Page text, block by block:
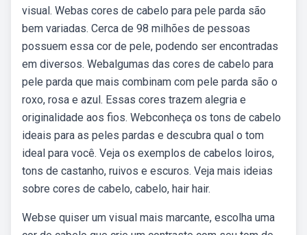
visual. Webas cores de cabelo para pele parda são
bem variadas. Cerca de 98 milhões de pessoas
possuem essa cor de pele, podendo ser encontradas
em diversos. Webalgumas das cores de cabelo para
pele parda que mais combinam com pele parda são o
roxo, rosa e azul. Essas cores trazem alegria e
originalidade aos fios. Webconheça os tons de cabelo
ideais para as peles pardas e descubra qual o tom
ideal para você. Veja os exemplos de cabelos loiros,
tons de castanho, ruivos e escuros. Veja mais ideias
sobre cores de cabelo, cabelo, hair hair.
Webse quiser um visual mais marcante, escolha uma